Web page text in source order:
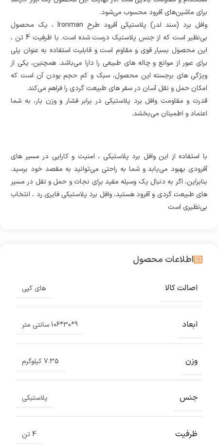
برای ماشین‌های آفرود محسوب می‌شود.
وافل برد (سند لدر) پلاستیکی آفرود طرح Ironman ، یک محصول
بی‌نظیر است که از جنس پلاستیک درست شده است. با ظرفیت 4 تن ،
این محصول بسیار قوی و مقاوم است و قابلیت استفاده به عنوان پلی
برای عبور از موانع و چاله‌ های طبیعی را دارا می‌باشد. همچنین، یکی از
ویژگی‌ های برجسته این محصول، سبک و کم حجم بودن آن است که
امکان حمل و نقل آسان در سفر های طبیعت‌ گردی را فراهم می‌کند.
قدرت و مقاومت وافل برد پلاستیکی در برابر فشار و وزن بار، به شما
اعتماد و اطمینان می‌بخشد.
با استفاده از این وافل برد پلاستیکی ، امنیت و کارایی در مسیر های
آفرودی بهبود می‌یابد و شما به راحتی می‌توانید به مقصد خود برسید.
بنابراین، اگر به دنبال یک وسیله مفید برای نجات و حمل و نقل در مسیر
های طبیعت گردی و آفرود هستید، وافل برد پلاستیکی فایری رد ، انتخاب
بی‌نظیری است
اطلاعات محصول
اصالت کالا های کپی
ابعاد 9*30*106 سانتی متر
وزن 7.35 کیلوگرم
جنس پلاستیکی
ظرفیت 4 تن